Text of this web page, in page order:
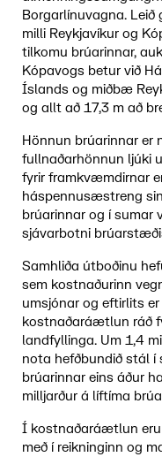
Borgarlínuvagna.
milli Reykjavíkur og
tilkomu brúarinnar,
Kópavogs betur við
Íslands og miðbæ
og allt að 17,3 m að
Hönnun brúarinnar er
fullnaðarhönnun ljúki
fyrir framkvæmdirnar
háspennusæstreng
brúarinnar og í sumar
sjávarbotni
Samhliða útboðinu
sem kostnaðurinn
umsjónar og eftirlits
kostnaðaráætlun ráð
landfyllinga. Um 1,4
nota hefðbundið stál í
brúarinnar eins áður
milljarður á líftíma
Í kostnaðaráætlun
með í reikninginn og